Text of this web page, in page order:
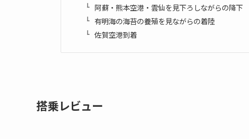
阿蘇・熊本空港・雲仙を見下ろしながらの降下
有明海の海苔の養殖を見ながらの着陸
佐賀空港到着
搭乗レビュー